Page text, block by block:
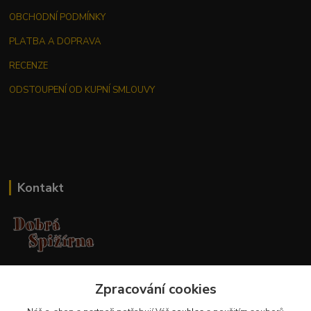
OBCHODNÍ PODMÍNKY
PLATBA A DOPRAVA
RECENZE
ODSTOUPENÍ OD KUPNÍ SMLOUVY
Kontakt
+420 737 551 994Zpracování cookies